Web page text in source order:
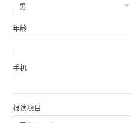
年龄
手机
报读项目